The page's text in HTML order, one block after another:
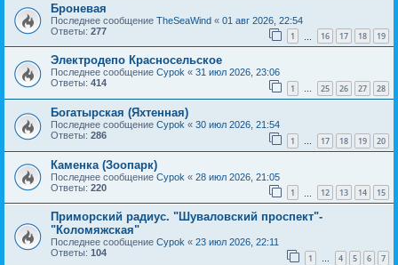
Броневая
Последнее сообщение TheSeaWind « 01 авг 2026, 22:54
Ответы: 277 1 16 17 18 19
Электродепо Красносельское
Последнее сообщение Cypok « 31 июл 2026, 23:06
Ответы: 414 1 … 25 26 27 28
Богатырская (Яхтенная)
Последнее сообщение Cypok « 30 июл 2026, 21:54
Ответы: 286 1 … 17 18 19 20
Каменка (Зоопарк)
Последнее сообщение Cypok « 28 июл 2026, 21:05
Ответы: 220 1 12 13 14 15
Приморский радиус. "Шуваловский проспект"-
"Коломяжская"
Последнее сообщение Cypok « 23 июл 2026, 22:11
Ответы: 104 1 … 4 5 6 7